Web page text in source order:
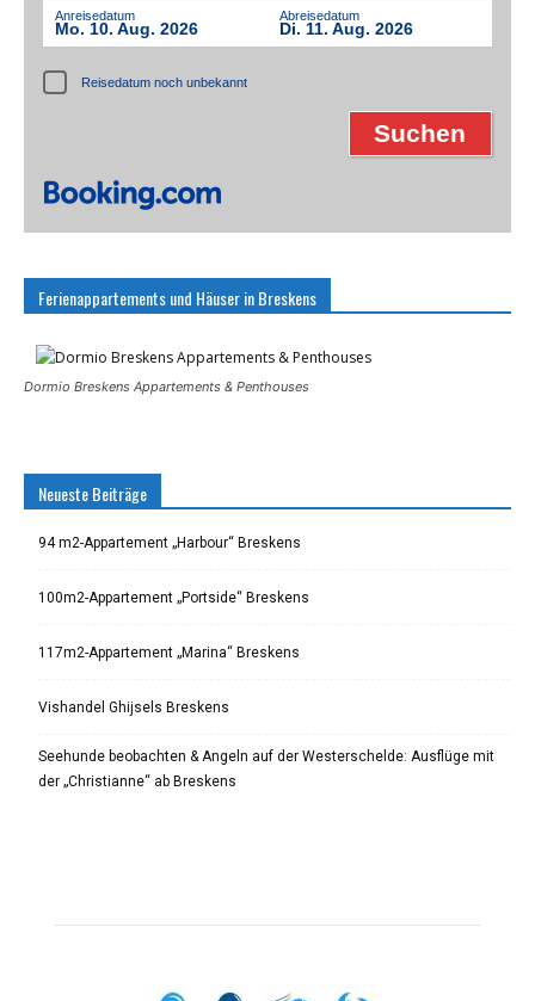
Anreisedatum
Mo. 10. Aug. 2026
Abreisedatum
Di. 11. Aug. 2026
Reisedatum noch unbekannt
Ferienappartements und Häuser in Breskens
Dormio Breskens Appartements & Penthouses
Neueste Beiträge
94 m2-Appartement „Harbour“ Breskens
100m2-Appartement „Portside“ Breskens
117m2-Appartement „Marina“ Breskens
Vishandel Ghijsels Breskens
Seehunde beobachten & Angeln auf der Westerschelde: Ausflüge mit
der „Christianne“ ab Breskens